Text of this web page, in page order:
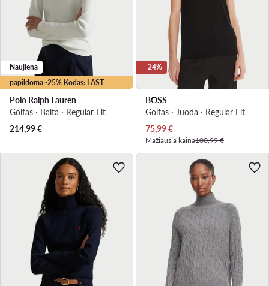
papildoma -25% Kodas: LAST
Naujiena
Polo Ralph Lauren
Golfas · Balta · Regular Fit
214,99€
-24%
BOSS
Golfas · Juoda · Regular Fit
Dabartinė kaina
75,99€
Mažiausia kaina100,99 €